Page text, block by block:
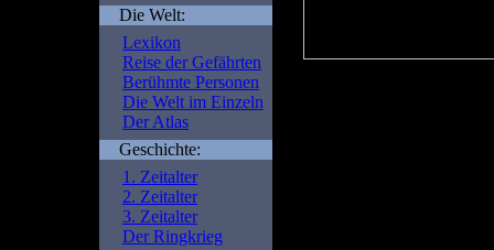
Die Welt:
Lexikon
Reise der Gefährten
Berühmte Personen
Die Welt im Einzeln
Der Atlas
Geschichte:
1. Zeitalter
2. Zeitalter
3. Zeitalter
Der Ringkrieg